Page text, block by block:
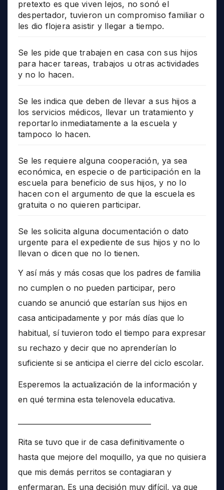
pretexto es que viven lejos, no sonó el
despertador, tuvieron un compromiso familiar o
les dio flojera asistir y llegar a tiempo.
Se les pide que trabajen en casa con sus hijos
para hacer tareas, trabajos u otras actividades
y no lo hacen.
Se les indica que deben de llevar a sus hijos a
los servicios médicos, llevar un tratamiento y
reportarlo inmediatamente a la escuela y
tampoco lo hacen.
Se les requiere alguna cooperación, ya sea
económica, en especie o de participación en la
escuela para beneficio de sus hijos, y no lo
hacen con el argumento de que la escuela es
gratuita o no quieren participar.
Se les solicita alguna documentación o dato
urgente para el expediente de sus hijos y no lo
llevan o dicen que no lo tienen.
Y así más y más cosas que los padres de familia
no cumplen o no pueden participar, pero
cuando se anunció que estarían sus hijos en
casa anticipadamente y por más días que lo
habitual, sí tuvieron todo el tiempo para expresar
su rechazo y decir que no aprenderían lo
suficiente si se anticipa el cierre del ciclo escolar.
Esperemos la actualización de la información y
en qué termina esta telenovela educativa.
Rita se tuvo que ir de casa definitivamente o
hasta que mejore del moquillo, ya que no quisiera
que mis demás perritos se contagiaran y
enfermaran. Es una decisión muy difícil, ya que